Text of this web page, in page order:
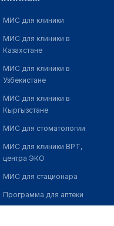
МИС для клиники
МИС для клиники в
Казахстане
МИС для клиники в
Узбекистане
МИС для клиники в
Кыргызстане
МИС для стоматологии
МИС для клиники ВРТ,
центра ЭКО
МИС для стационара
Программа для аптеки